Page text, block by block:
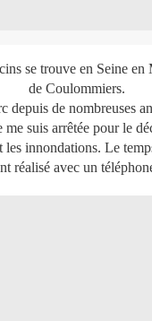
se trouve en Seine
de Coulommiers.
depuis de nombreuses
me suis arrêtée pour le
les innondations. Le
réalisé avec un